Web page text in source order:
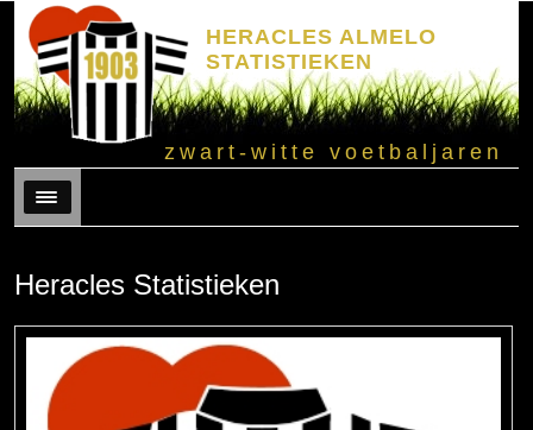
HERACLES ALMELO
STATISTIEKEN
zwart-witte voetbaljaren
Menu
Heracles Statistieken